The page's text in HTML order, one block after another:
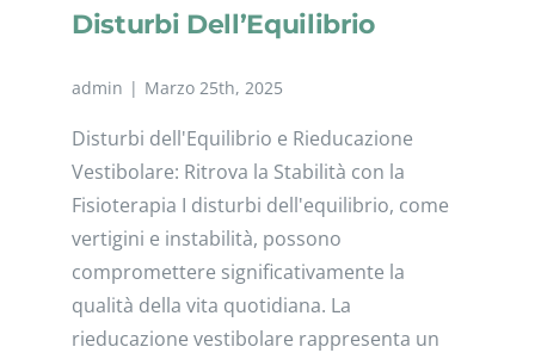
Disturbi Dell’Equilibrio
admin | Marzo 25th, 2025
Disturbi dell'Equilibrio e Rieducazione
Vestibolare: Ritrova la Stabilità con la
Fisioterapia I disturbi dell'equilibrio, come
vertigini e instabilità, possono
compromettere significativamente la
qualità della vita quotidiana. La
rieducazione vestibolare rappresenta un